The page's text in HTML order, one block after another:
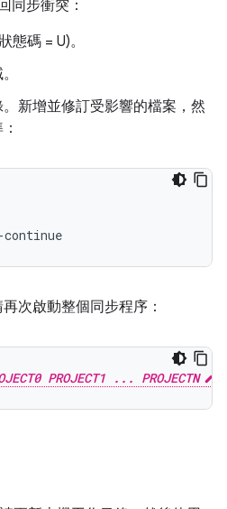
同步衝突：
態碼 = U)。
新增並修訂受影響的檔案，然
次啟動整個同步程序：
PROJECT1 ... PROJECTN